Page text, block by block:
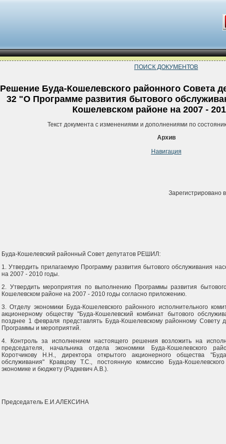
ПОИСК ДОКУМЕНТОВ
Решение Буда-Кошелевского районного Совета
32 "О Программе развития бытового
Кошелевском районе на 2007 -
Текст документа с изменениями и дополнениями по
Архив
Навигация
Зарегистрировано
Буда-Кошелевский районный Совет депутатов РЕШИЛ:
1. Утвердить прилагаемую Программу развития бытового обслуживания
на 2007 - 2010 годы.
2. Утвердить мероприятия по выполнению Программы развития
Кошелевском районе на 2007 - 2010 годы согласно приложению.
3. Отделу экономики Буда-Кошелевского районного исполнительного
акционерному обществу "Буда-Кошелевский комбинат бытового
позднее 1 февраля представлять Буда-Кошелевскому районному Совету
Программы и мероприятий.
4. Контроль за исполнением настоящего решения возложить на
председателя, начальника отдела экономики Буда-Кошелевского
Коротчикову Н.Н., директора открытого акционерного общества
обслуживания" Кравцову Т.С., постоянную комиссию Буда-
экономике и бюджету (Радкевич А.В.).
Председатель Е.И.АЛЕКСИНА